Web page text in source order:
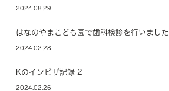
2024.08.29
はなのやまこども園で歯科検診を行いました
2024.02.28
Kのインビザ記録 2
2024.02.26